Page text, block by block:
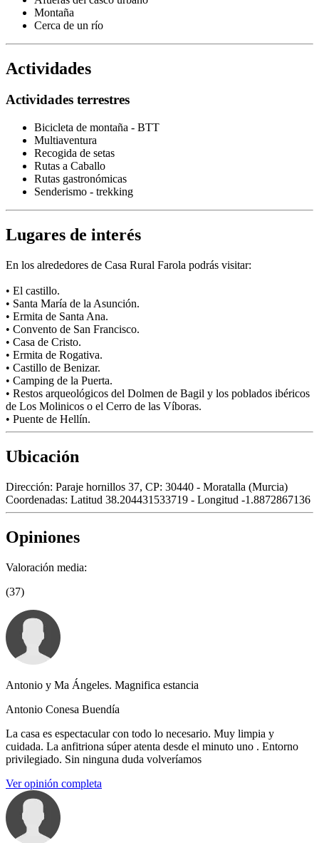
Montaña
Cerca de un río
Actividades
Actividades terrestres
Bicicleta de montaña - BTT
Multiaventura
Recogida de setas
Rutas a Caballo
Rutas gastronómicas
Senderismo - trekking
Lugares de interés
En los alrededores de Casa Rural Farola podrás visitar:
• El castillo.
• Santa María de la Asunción.
• Ermita de Santa Ana.
• Convento de San Francisco.
• Casa de Cristo.
• Ermita de Rogativa.
• Castillo de Benizar.
• Camping de la Puerta.
• Restos arqueológicos del Dolmen de Bagil y los poblados ibéricos
de Los Molinicos o el Cerro de las Víboras.
• Puente de Hellín.
Ubicación
Dirección: Paraje hornillos 37, CP: 30440 - Moratalla (Murcia)
Coordenadas: Latitud 38.204431533719 - Longitud -1.8872867136
Opiniones
Valoración media:
(37)
Antonio y Ma Ángeles. Magnifica estancia
Antonio Conesa Buendía
La casa es espectacular con todo lo necesario. Muy limpia y
cuidada. La anfitriona súper atenta desde el minuto uno . Entorno
privilegiado. Sin ninguna duda volveríamos
Ver opinión completa